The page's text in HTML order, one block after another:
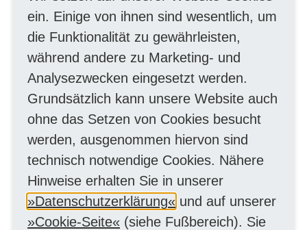
finden Sie eine Übersicht auf unserer
Homepage.
Bewerbungsunterlagen
senden Sie uns bitte über das Online-
Formular folgende Unterlagen:
- Anschreiben
- Tabellarischer Lebenslauf
ein. Einige von ihnen sind wesentlich, um
die Funktionalität zu gewährleisten,
während andere zu Marketing- und
Analysezwecken eingesetzt werden.
Grundsätzlich kann unsere Website auch
ohne das Setzen von Cookies besucht
werden, ausgenommen hiervon sind
technisch notwendige Cookies. Nähere
Hinweise erhalten Sie in unserer
Datenschutzerklärung
und auf unserer
Cookie-Seite
(siehe Fußbereich). Sie